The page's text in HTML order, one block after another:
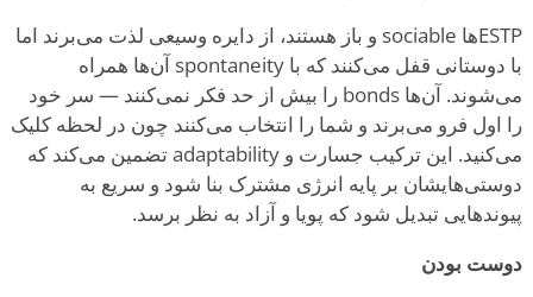
ESTPها sociable و باز هستند، از دایره وسیعی لذت می‌برند اما
با دوستانی قفل می‌کنند که با spontaneity آن‌ها همراه
می‌شوند. آن‌ها bonds را بیش از حد فکر نمی‌کنند — سر خود
را اول فرو می‌برند و شما را انتخاب می‌کنند چون در لحظه کلیک
می‌کنید. این ترکیب جسارت و adaptability تضمین می‌کند که
دوستی‌هایشان بر پایه انرژی مشترک بنا شود و سریع به
پیوندهایی تبدیل شود که پویا و آزاد به نظر برسد.
دوست بودن